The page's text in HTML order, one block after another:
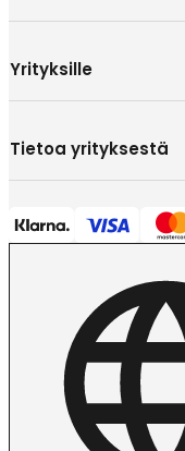
Yrityksille
Tietoa yrityksestä